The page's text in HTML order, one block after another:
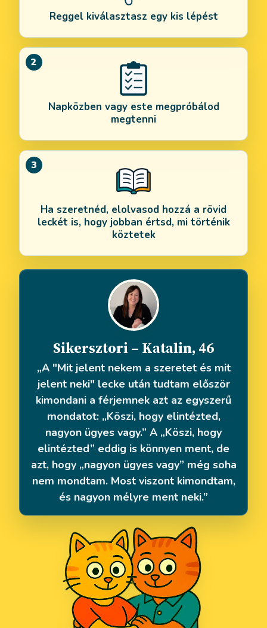
Reggel kiválasztasz egy kis lépést
2
Napközben vagy este megpróbálod
megtenni
3
Ha szeretnéd, elolvasod hozzá a rövid
leckét is, hogy jobban értsd, mi történik
köztetek
Sikersztori – Katalin, 46
„A "Mit jelent nekem a szeretet és mit
jelent neki" lecke után tudtam először
kimondani a férjemnek azt az egyszerű
mondatot: „Köszi, hogy elintézted,
nagyon ügyes vagy.” A „Köszi, hogy
elintézted” eddig is könnyen ment, de
azt, hogy „nagyon ügyes vagy” még soha
nem mondtam. Most viszont kimondtam,
és nagyon mélyre ment neki.”